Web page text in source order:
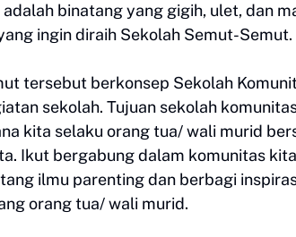
binatang yang gigih, ulet, dan
ingin diraih Sekolah Semut-Semut.
tersebut berkonsep Sekolah
sekolah. Tujuan sekolah
kita selaku orang tua/ wali murid
Ikut bergabung dalam komunitas
ilmu parenting dan berbagi
orang tua/ wali murid.